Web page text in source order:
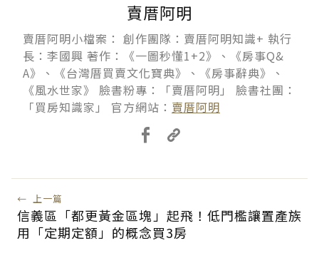
賣厝阿明
賣厝阿明小檔案： 創作團隊：賣厝阿明知識+ 執行
長：李國興 著作：《一圖秒懂1+2》、《房事Q&
A》、《台灣厝買賣文化寶典》、《房事辭典》、
《風水世家》 臉書粉專：「賣厝阿明」 臉書社團：
「買房知識家」 官方網站： 賣厝阿明
← 上一篇
信義區「都更黃金區塊」起飛！低門檻讓置產族
用「定期定額」的概念買3房